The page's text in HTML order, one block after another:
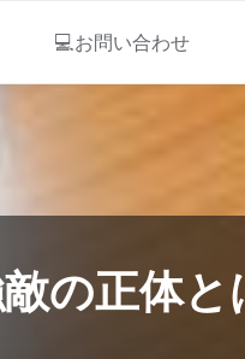
💻お問い合わせ
の正体と